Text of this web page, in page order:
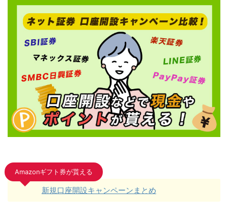
Amazonギフト券が貰える
新規口座開設キャンペーンまとめ